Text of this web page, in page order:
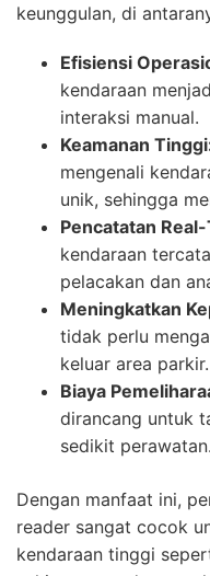
keunggulan, di
Efisiensi
kendaraan
interaksi manual.
Keamanan
mengenali
unik, sehingga
Pencatatan
kendaraan
pelacakan dan
Meningkatkan
tidak perlu
keluar area parkir.
Biaya
dirancang untuk
sedikit perawatan.
Dengan manfaat ini,
reader sangat cocok
kendaraan tinggi